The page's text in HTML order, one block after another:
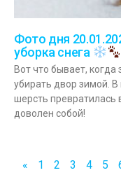
Фото дня
уборка снега
Вот что бывает,
убирать двор зимой. В
шерсть
доволен собой!
« 1 2 3 4 5